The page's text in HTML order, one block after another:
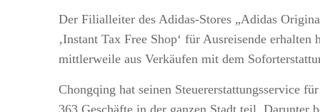
Der Filialleiter des Adidas-Stores „Adidas
‚Instant Tax Free Shop‘ für Ausreisende
mittlerweile aus Verkäufen mit dem
Chongqing hat seinen Steuererstattungsservice
363 Geschäfte in der ganzen Stadt teil. Darunter